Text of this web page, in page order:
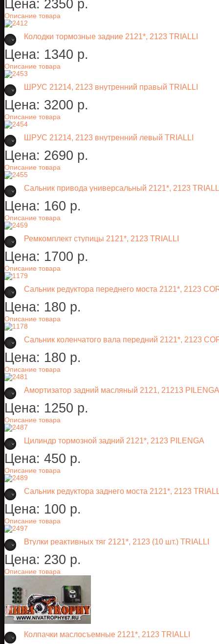
Цена: 2350 p.
Описание товара
Колодки тормозные задние 2121*, 2123 TRIALLI
Цена: 1340 p.
Описание товара
ШРУС 21214, 2123 внутренний правый TRIALLI
Цена: 3200 p.
Описание товара
ШРУС 21214, 2123 внутренний левый TRIALLI
Цена: 2690 p.
Описание товара
Сальник привода универсальный 2121*, 2123
Цена: 160 p.
Описание товара
Ремкомплект ступицы 2121*, 2123 TRIALLI
Цена: 1700 p.
Описание товара
Сальник редуктора переднего моста 2121*, 2123
Цена: 180 p.
Описание товара
Сальник коленчатого вала передний 2121*, 2123
Цена: 180 p.
Описание товара
Амортизатор задний масляный 2121, 21213 PILENGA
Цена: 1250 p.
Описание товара
Цилиндр тормозной задний 2121*, 2123 PILENGA
Цена: 450 p.
Описание товара
Сальник редуктора заднего моста 2121*, 2123
Цена: 100 p.
Описание товара
Втулки реактивных тяг 2121*, 2123 (10 шт.) TRIALLI
Цена: 230 p.
Описание товара
Колпачки маслосъемные 2121*, 2123 TRIALLI